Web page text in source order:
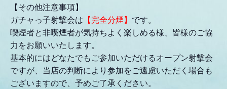
【その他注意事項】
ガチャっ子射撃会は 【完全分煙】 です。
喫煙者と非喫煙者が気持ちよく楽しめる様、皆様のご協
力をお願いいたします。
基本的にはどなたでもご参加いただけるオープン射撃会
ですが、当店の判断により参加をご遠慮いただく場合も
ございますので、予めご了承ください。